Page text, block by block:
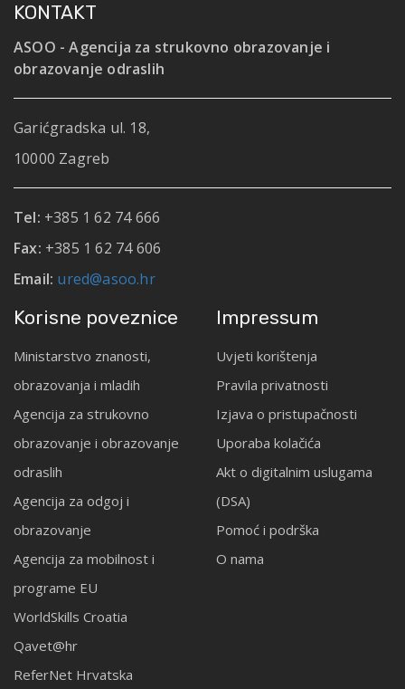
KONTAKT
ASOO - Agencija za strukovno obrazovanje i
obrazovanje odraslih
Garićgradska ul. 18,
10000 Zagreb
Tel: +385 1 62 74 666
Fax: +385 1 62 74 606
Email: ured@asoo.hr
Korisne poveznice
Ministarstvo znanosti,
obrazovanja i mladih
Agencija za strukovno
obrazovanje i obrazovanje
odraslih
Agencija za odgoj i
obrazovanje
Agencija za mobilnost i
programe EU
WorldSkills Croatia
Qavet@hr
ReferNet Hrvatska
Impressum
Uvjeti korištenja
Pravila privatnosti
Izjava o pristupačnosti
Uporaba kolačića
Akt o digitalnim uslugama
(DSA)
Pomoć i podrška
O nama